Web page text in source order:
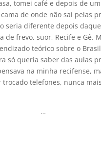
tomei café e depois de
de onde não saí pelas
seria diferente depois
de frevo, suor, Recife e Gê.
teórico sobre o
só queria saber das aulas
na minha recifense,
trocado telefones, nunca
…